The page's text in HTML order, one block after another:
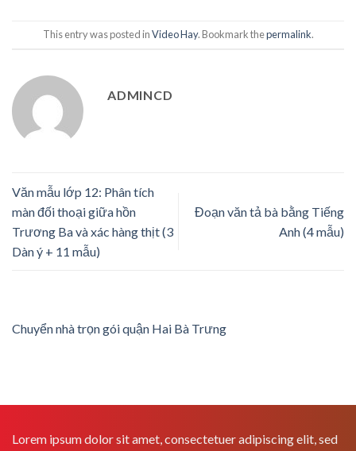
This entry was posted inVideo Hay. Bookmark thepermalink.
ADMINCD
Văn mẫu lớp 12: Phân tích
màn đối thoại giữa hồn
Trương Ba và xác hàng thịt (3
Dàn ý + 11 mẫu)
Đoạn văn tả bà bằng Tiếng
Anh (4 mẫu)
Chuyển nhà trọn gói quận Hai Bà Trưng
Lorem ipsum dolor sit amet, consectetuer adipiscing elit, sed